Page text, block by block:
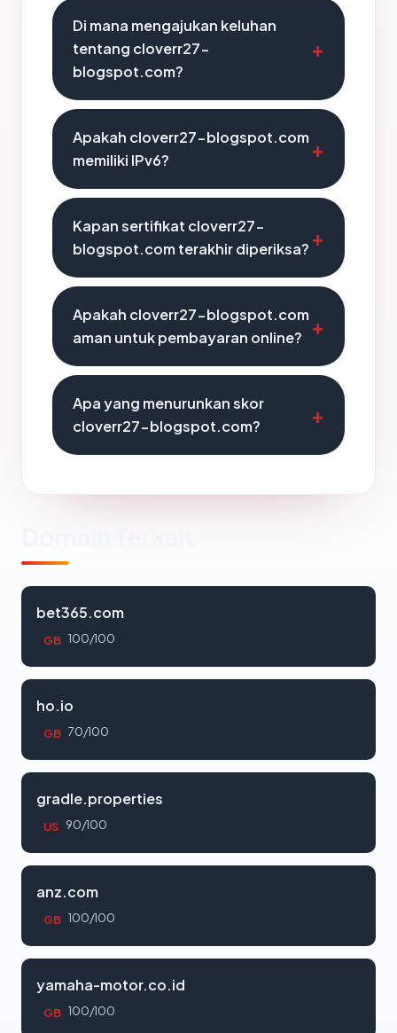
Di mana mengajukan keluhan
tentang cloverr27-
blogspot.com?
Apakah cloverr27-blogspot.com
memiliki IPv6?
Kapan sertifikat cloverr27-
blogspot.com terakhir diperiksa?
Apakah cloverr27-blogspot.com
aman untuk pembayaran online?
Apa yang menurunkan skor
cloverr27-blogspot.com?
bet365.com
GB 100/100
ho.io
GB 70/100
gradle.properties
US 90/100
anz.com
GB 100/100
yamaha-motor.co.id
GB 100/100